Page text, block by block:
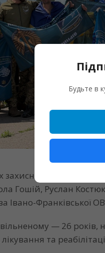
захисників — четверо
Гошій, Руслан
Івано-Франківської
— 26 років,
та
Будьте в